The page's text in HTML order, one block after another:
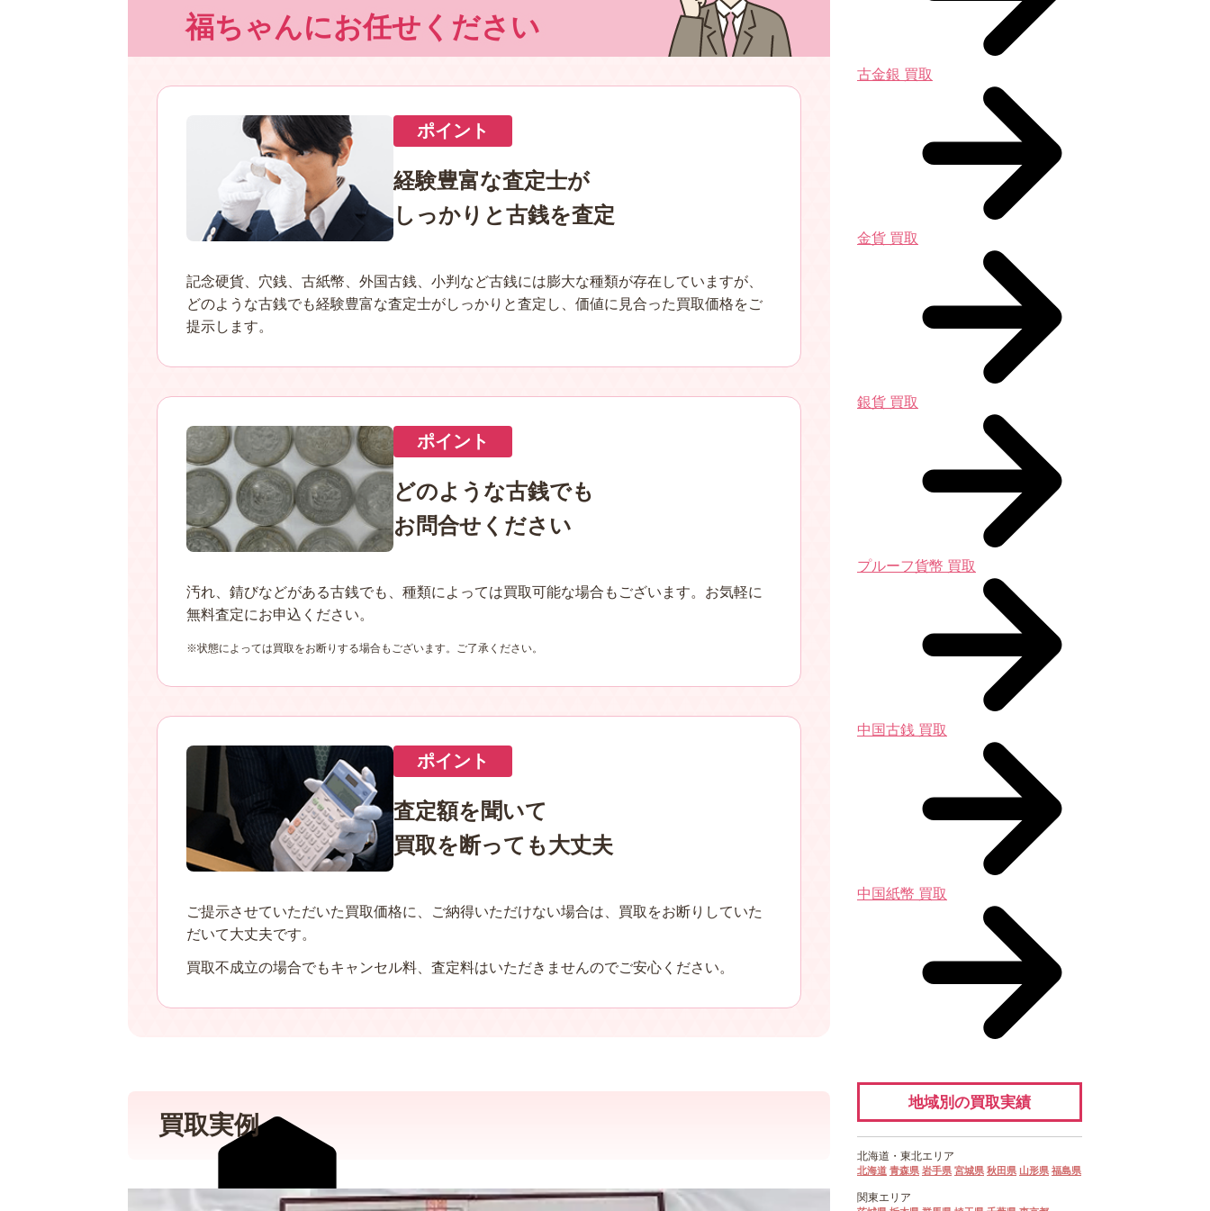
福ちゃんにお任せください
ポイント
経験豊富な査定士が
しっかりと古銭を査定
記念硬貨、穴銭、古紙幣、外国古銭、小判など古銭には膨大な種類が存在していますが、
どのような古銭でも経験豊富な査定士がしっかりと査定し、価値に見合った買取価格をご
提示します。
ポイント
どのような古銭でも
お問合せください
汚れ、錆びなどがある古銭でも、種類によっては買取可能な場合もございます。お気軽に
無料査定にお申込ください。
状態によっては買取をお断りする場合もございます。ご了承ください。
ポイント
査定額を聞いて
買取を断っても大丈夫
ご提示させていただいた買取価格に、ご納得いただけない場合は、買取をお断りしていた
だいて大丈夫です。
買取不成立の場合でもキャンセル料、査定料はいただきませんのでご安心ください。
買取実例
古金銀 買取
金貨 買取
銀貨 買取
プルーフ貨幣 買取
中国古銭 買取
中国紙幣 買取
地域別の買取実績
北海道・ 東北エリア
北海道 青森県 岩手県 宮城県 秋田県 山形県 福島県
関東エリア